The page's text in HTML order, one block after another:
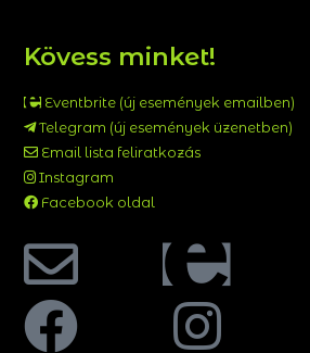
Kövess minket!
Eventbrite (új események emailben)
Telegram (új események üzenetben)
Email lista feliratkozás
Instagram
Facebook oldal